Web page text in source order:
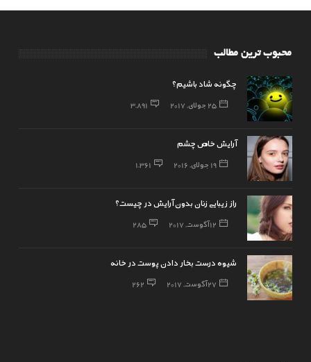
محبوب ترین مطالب
چگونه شاد باشیم؟
25 جولای, 2017 3,891
آرایش خاص چشم
19 جولای, 2016 1,361
راز زیبایی زنان بدون آرایش در چیست؟
12 آگوست, 2017 285
شیوه درست بخار دادن پوست در خانه
27 آگوست, 2017 262